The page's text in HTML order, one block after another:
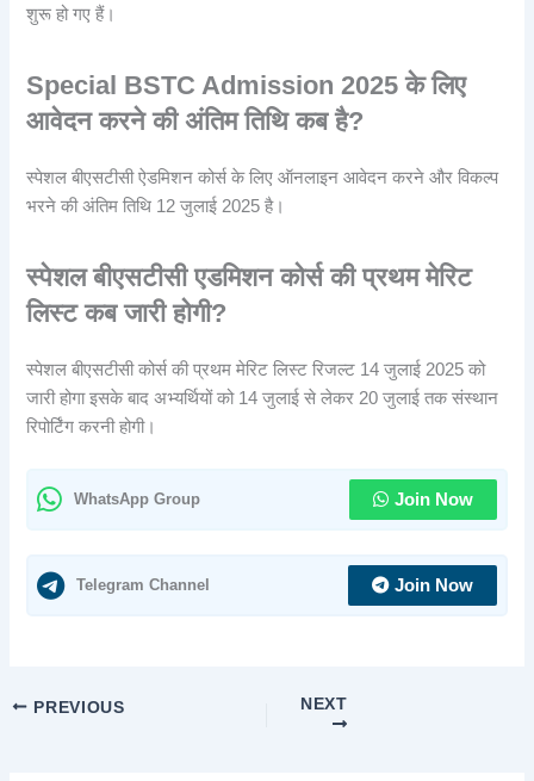
शुरू हो गए हैं।
Special BSTC Admission 2025 के लिए
आवेदन करने की अंतिम तिथि कब है?
स्पेशल बीएसटीसी ऐडमिशन कोर्स के लिए ऑनलाइन आवेदन करने और विकल्प
भरने की अंतिम तिथि 12 जुलाई 2025 है।
स्पेशल बीएसटीसी एडमिशन कोर्स की प्रथम मेरिट
लिस्ट कब जारी होगी?
स्पेशल बीएसटीसी कोर्स की प्रथम मेरिट लिस्ट रिजल्ट 14 जुलाई 2025 को
जारी होगा इसके बाद अभ्यर्थियों को 14 जुलाई से लेकर 20 जुलाई तक संस्थान
रिपोर्टिंग करनी होगी।
WhatsApp Group Join Now
Telegram Channel Join Now
PREVIOUS NEXT